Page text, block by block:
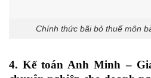
Chính thức bãi bỏ thuế môn
4. Kế toán Anh Minh –